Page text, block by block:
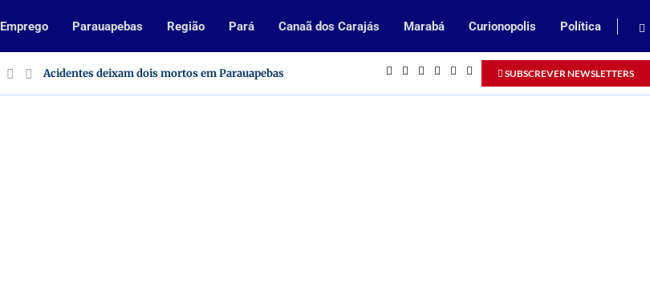
Emprego Parauapebas Região Pará Canaã dos Carajás Marabá Curionopolis Política
Acidentes deixam dois mortos em Parauapebas Inscrições abertas para processo
SUBSCREVER NEWSLETTERS